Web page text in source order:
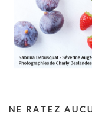
NE RATEZ